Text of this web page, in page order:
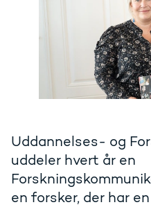
Uddannelses- og
uddeler hvert år en
en forsker, der har